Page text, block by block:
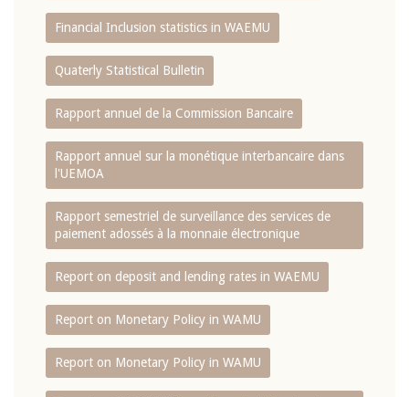
Financial Inclusion statistics in WAEMU
Quaterly Statistical Bulletin
Rapport annuel de la Commission Bancaire
Rapport annuel sur la monétique interbancaire dans
l'UEMOA
Rapport semestriel de surveillance des services de
paiement adossés à la monnaie électronique
Report on deposit and lending rates in WAEMU
Report on Monetary Policy in WAMU
Report on Monetary Policy in WAMU